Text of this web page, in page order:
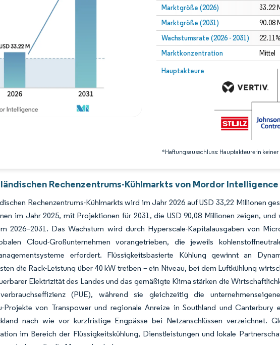
Marktgröße (2026) 33.22
Marktgröße (2031) 90.08
Wachstumsrate (2026 - 2031)
Marktkonzentration Mittel
Hauptakteure
*Haftungsausschluss: Hauptakteure in
Bild © Mordor Intelligence.
Bild © Mordor Intelligence. Wiederverwendung erfordert Namensnennung gemäß CC BY 4.0.
Rechenzentrums-Kühlmarkts von Mordor Intelligence
Rechenzentrums-Kühlmarkts wird im Jahr 2026 auf USD 33,22 Millionen
im Jahr 2025, mit Projektionen für 2031, die USD 90,08 Millionen zeigen,
2026–2031. Das Wachstum wird durch Hyperscale-Kapitalausgaben von
Cloud-Großunternehmen vorangetrieben, die jeweils
erfordert. Flüssigkeitsbasierte Kühlung gewinnt an
die Rack-Leistung über 40 kW treiben – ein Niveau, bei dem Luftkühlung
Elektrizität des Landes und das gemäßigte Klima stärken die
(PUE), während sie gleichzeitig die
Projekte von Transpower und regionale Anreize in Southland und
nach wie vor kurzfristige Engpässe bei Netzanschlüssen verzeichnet.
im Bereich der Flüssigkeitskühlung, Dienstleistungen und lokale